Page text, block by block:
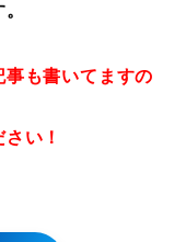
も書いてますの
い！